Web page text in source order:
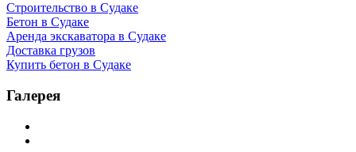
Строительство в Судаке
Бетон в Судаке
Аренда экскаватора в Судаке
Доставка грузов
Купить бетон в Судаке
Галерея